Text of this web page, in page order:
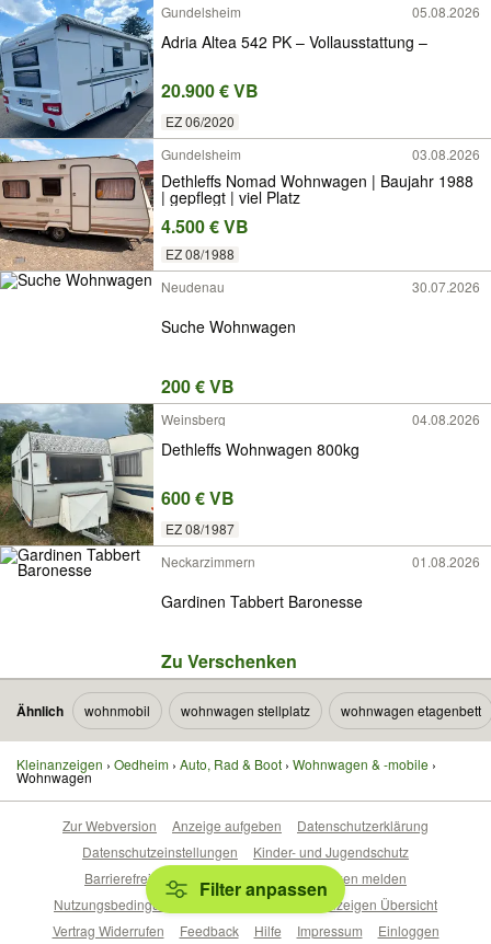
Gundelsheim 05.08.2026
Adria Altea 542 PK – Vollausstattung –
20.900 € VB
EZ 06/2020
Gundelsheim
03.08.2026
Dethleffs Nomad Wohnwagen | Baujahr 1988
| gepflegt | viel Platz
4.500 € VB
EZ 08/1988
Neudenau
30.07.2026
Suche Wohnwagen
200 € VB
Weinsberg 04.08.2026
Dethleffs Wohnwagen 800kg
600 € VB
EZ 08/1987
Neckarzimmern
01.08.2026
Gardinen Tabbert Baronesse
Zu Verschenken
Ähnlich wohnmobil wohnwagen stellplatz wohnwagen etagenbett
Kleinanzeigen Oedheim Auto, Rad & Boot Wohnwagen & -mobile
Wohnwagen
Filter anpassen
Zur Webversion Anzeige aufgeben
Datenschutzerklärung
Datenschutzeinstellungen
Kinder- und Jugendschutz
Barrierefreiheitserklärung
Sicherheitslücken melden
Nutzungsbedingungen
Beliebte Suchen
Anzeigen Übersicht
Vertrag Widerrufen
Feedback Hilfe Impressum Einloggen